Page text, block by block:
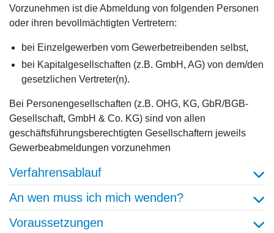
Vorzunehmen ist die Abmeldung von folgenden Personen
oder ihren bevollmächtigten Vertretern:
bei Einzelgewerben vom Gewerbetreibenden selbst,
bei Kapitalgesellschaften (z.B. GmbH, AG) von dem/den
gesetzlichen Vertreter(n).
Bei Personengesellschaften (z.B. OHG, KG, GbR/BGB-
Gesellschaft, GmbH & Co. KG) sind von allen
geschäftsführungsberechtigten Gesellschaftern jeweils
Gewerbeabmeldungen vorzunehmen
Verfahrensablauf
An wen muss ich mich wenden?
Voraussetzungen